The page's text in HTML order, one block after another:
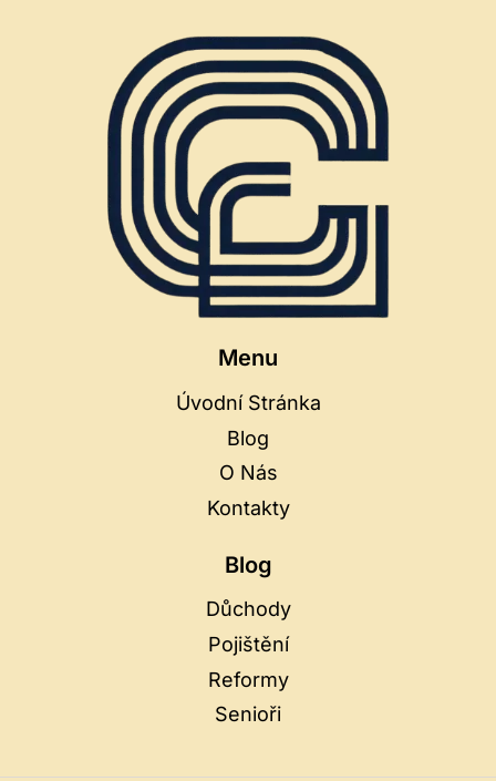
Menu
Úvodní Stránka
Blog
O Nás
Kontakty
Blog
Důchody
Pojištění
Reformy
Senioři